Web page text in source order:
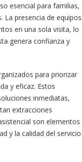
esencial para familias,
La presencia de equipos
en una sola visita, lo
genera confianza y
para priorizar
y eficaz. Estos
inmediatas,
extracciones
son elementos
y la calidad del servicio